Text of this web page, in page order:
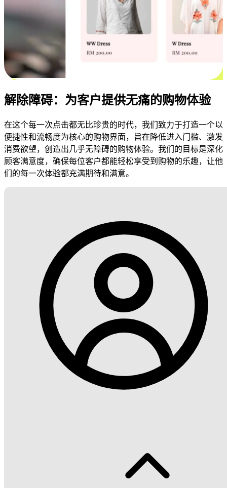
解除障碍：为客户提供无痛的购物体验
在这个每一次点击都无比珍贵的时代，我们致力于打造一个以
便捷性和流畅度为核心的购物界面，旨在降低进入门槛、激发
消费欲望，创造出几乎无障碍的购物体验。我们的目标是深化
顾客满意度，确保每位客户都能轻松享受到购物的乐趣，让他
们的每一次体验都充满期待和满意。